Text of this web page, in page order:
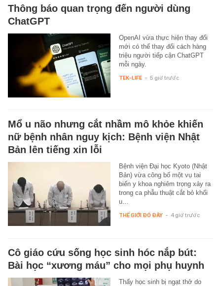
Thông báo quan trọng đến người dùng
ChatGPT
OpenAI vừa thực hiện thay đổi
mới có thể thay đổi cách hàng
triệu người tiếp cận ChatGPT
mỗi ngày.
TEK-LIFE - 5 giờ trước
Mổ u não nhưng cắt nhầm mô khỏe khiến
nữ bệnh nhân nguy kịch: Bệnh viện Nhật
Bản lên tiếng xin lỗi
Bệnh viện Đại học Kyoto (Nhật
Bản) vừa công bố một vụ tai
biến y khoa nghiêm trọng xảy ra
trong ca phẫu thuật cắt bỏ khối
u…
THẾ GIỚI ĐÓ ĐÂY - 4 giờ trước
Cô giáo cứu sống học sinh hóc nắp bút:
Bài học “xương máu” cho mọi phụ huynh
Thấy học sinh bị ngạt thở do